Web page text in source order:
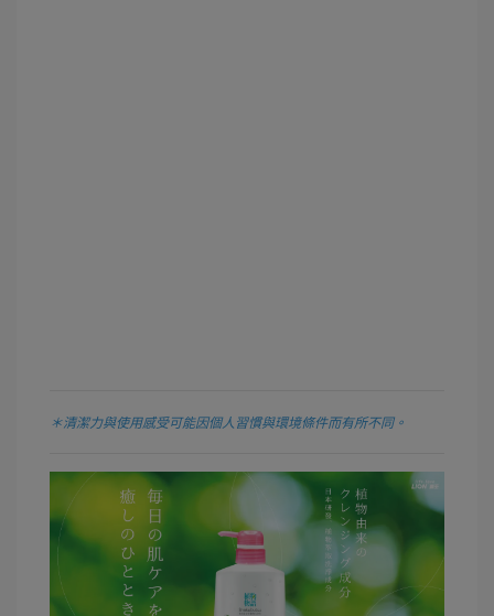
＊清潔力與使用感受可能因個人習慣與環境條件而有所不同。